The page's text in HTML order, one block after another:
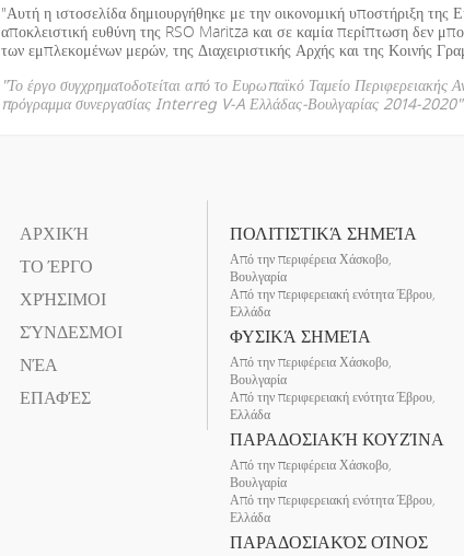
"Αυτή η ιστοσελίδα δημιουργήθηκε με την οικονομική υποστήριξη
αποκλειστική ευθύνη της RSO Maritza και σε καμία περίπτωση δεν
των εμπλεκομένων μερών, της Διαχειριστικής Αρχής και της Κοινής
"Το έργο συγχρηματοδοτείται από το Ευρωπαϊκό Ταμείο
πρόγραμμα συνεργασίας Interreg V-A Ελλάδας-Βουλγαρίας 2014-
ΑΡΧΙΚΉ
ΤΟ ΈΡΓΟ
ΧΡΉΣΙΜΟΙ
ΣΎΝΔΕΣΜΟΙ
ΝΈΑ
ΕΠΑΦΈΣ
ΠΟΛΙΤΙΣΤΙΚΆ ΣΗΜΕΊΑ
Από την περιφέρεια Χάσκοβο,
Βουλγαρία
Από την περιφερειακή ενότητα Έβρου,
Ελλάδα
ΦΥΣΙΚΆ ΣΗΜΕΊΑ
Από την περιφέρεια Χάσκοβο,
Βουλγαρία
Από την περιφερειακή ενότητα Έβρου,
Ελλάδα
ΠΑΡΑΔΟΣΙΑΚΉ ΚΟΥΖΊΝΑ
Από την περιφέρεια Χάσκοβο,
Βουλγαρία
Από την περιφερειακή ενότητα Έβρου,
Ελλάδα
ΠΑΡΑΔΟΣΙΑΚΌΣ ΟΊΝΟΣ